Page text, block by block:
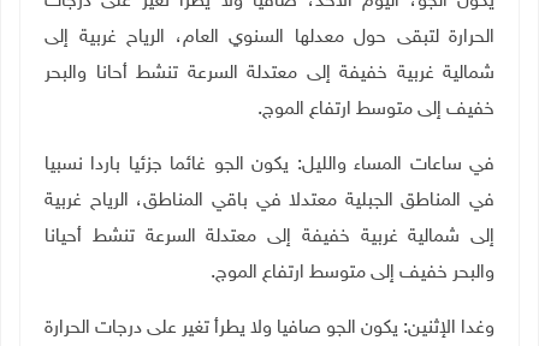
الحرارة لتبقى حول معدلها السنوي العام، الرياح غربية إلى
شمالية غربية خفيفة إلى معتدلة السرعة تنشط أحانا والبحر
خفيف إلى متوسط ارتفاع الموج.
في ساعات المساء والليل: يكون الجو غائما جزئيا باردا نسبيا
في المناطق الجبلية معتدلا في باقي المناطق، الرياح غربية
إلى شمالية غربية خفيفة إلى معتدلة السرعة تنشط أحيانا
والبحر خفيف إلى متوسط ارتفاع الموج.
وغدا الإثنين: يكون الجو صافيا ولا يطرأ تغير على درجات الحرارة